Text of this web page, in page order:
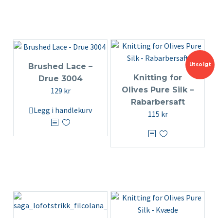
Brushed Lace –
Drue 3004
129 kr
Legg i handlekurv
Utsolgt
Knitting for
Olives Pure Silk –
Rabarbersaft
115 kr